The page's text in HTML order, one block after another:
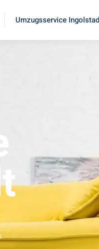
Umzugsservice